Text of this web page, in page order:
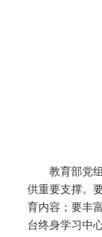
教育部党组
供重要支撑。
育内容；要丰
台终身学习中心